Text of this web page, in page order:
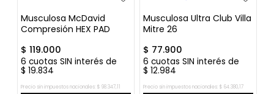
Musculosa McDavid
Compresión HEX PAD
$ 119.000
6 cuotas SIN interés de
$ 19.834
Precio sin impuestos nacionales: $ 98.347,11
Musculosa Ultra Club Villa
Mitre 26
$ 77.900
6 cuotas SIN interés de
$ 12.984
Precio sin impuestos nacionales: $ 64.380,17